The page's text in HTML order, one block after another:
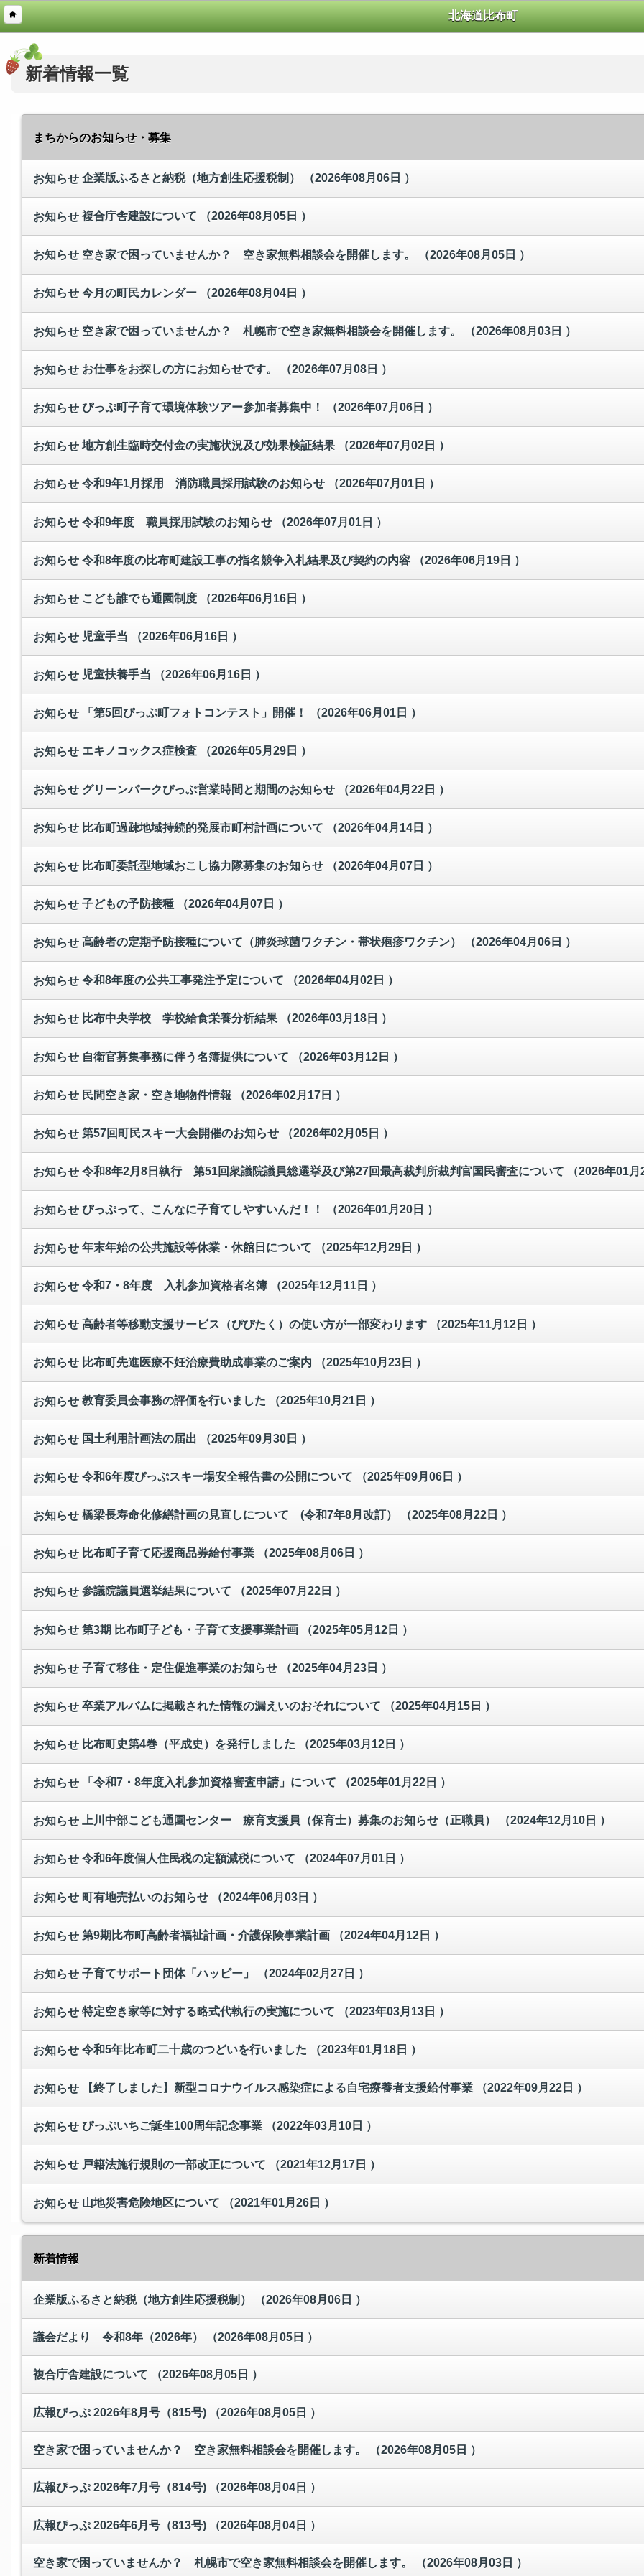
北海道比布町
新着情報一覧
まちからのお知らせ・募集
お知らせ 企業版ふるさと納税（地方創生応援税制） （2026年08月06日 ）
お知らせ 複合庁舎建設について （2026年08月05日 ）
お知らせ 空き家で困っていませんか？ 空き家無料相談会を開催します。 （2026年08月05日 ）
お知らせ 今月の町民カレンダー （2026年08月04日 ）
お知らせ 空き家で困っていませんか？ 札幌市で空き家無料相談会を開催します。 （2026年08月03日 ）
お知らせ お仕事をお探しの方にお知らせです。 （2026年07月08日 ）
お知らせ ぴっぷ町子育て環境体験ツアー参加者募集中！ （2026年07月06日 ）
お知らせ 地方創生臨時交付金の実施状況及び効果検証結果 （2026年07月02日 ）
お知らせ 令和9年1月採用 消防職員採用試験のお知らせ （2026年07月01日 ）
お知らせ 令和9年度 職員採用試験のお知らせ （2026年07月01日 ）
お知らせ 令和8年度の比布町建設工事の指名競争入札結果及び契約の内容 （2026年06月19日 ）
お知らせ こども誰でも通園制度 （2026年06月16日 ）
お知らせ 児童手当 （2026年06月16日 ）
お知らせ 児童扶養手当 （2026年06月16日 ）
お知らせ 「第5回ぴっぷ町フォトコンテスト」開催！ （2026年06月01日 ）
お知らせ エキノコックス症検査 （2026年05月29日 ）
お知らせ グリーンパークぴっぷ営業時間と期間のお知らせ （2026年04月22日 ）
お知らせ 比布町過疎地域持続的発展市町村計画について （2026年04月14日 ）
お知らせ 比布町委託型地域おこし協力隊募集のお知らせ （2026年04月07日 ）
お知らせ 子どもの予防接種 （2026年04月07日 ）
お知らせ 高齢者の定期予防接種について（肺炎球菌ワクチン・帯状疱疹ワクチン） （2026年04月06日 ）
お知らせ 令和8年度の公共工事発注予定について （2026年04月02日 ）
お知らせ 比布中央学校 学校給食栄養分析結果 （2026年03月18日 ）
お知らせ 自衛官募集事務に伴う名簿提供について （2026年03月12日 ）
お知らせ 民間空き家・空き地物件情報 （2026年02月17日 ）
お知らせ 第57回町民スキー大会開催のお知らせ （2026年02月05日 ）
お知らせ 令和8年2月8日執行 第51回衆議院議員総選挙及び第27回最高裁判所裁判官国民審査について （2026年01月
お知らせ ぴっぷって、こんなに子育てしやすいんだ！！ （2026年01月20日 ）
お知らせ 年末年始の公共施設等休業・休館日について （2025年12月29日 ）
お知らせ 令和7・8年度 入札参加資格者名簿 （2025年12月11日 ）
お知らせ 高齢者等移動支援サービス（ぴぴたく）の使い方が一部変わります （2025年11月12日 ）
お知らせ 比布町先進医療不妊治療費助成事業のご案内 （2025年10月23日 ）
お知らせ 教育委員会事務の評価を行いました （2025年10月21日 ）
お知らせ 国土利用計画法の届出 （2025年09月30日 ）
お知らせ 令和6年度ぴっぷスキー場安全報告書の公開について （2025年09月06日 ）
お知らせ 橋梁長寿命化修繕計画の見直しについて (令和7年8月改訂） （2025年08月22日 ）
お知らせ 比布町子育て応援商品券給付事業 （2025年08月06日 ）
お知らせ 参議院議員選挙結果について （2025年07月22日 ）
お知らせ 第3期 比布町子ども・子育て支援事業計画 （2025年05月12日 ）
お知らせ 子育て移住・定住促進事業のお知らせ （2025年04月23日 ）
お知らせ 卒業アルバムに掲載された情報の漏えいのおそれについて （2025年04月15日 ）
お知らせ 比布町史第4巻（平成史）を発行しました （2025年03月12日 ）
お知らせ 「令和7・8年度入札参加資格審査申請」について （2025年01月22日 ）
お知らせ 上川中部こども通園センター 療育支援員（保育士）募集のお知らせ（正職員） （2024年12月10日 ）
お知らせ 令和6年度個人住民税の定額減税について （2024年07月01日 ）
お知らせ 町有地売払いのお知らせ （2024年06月03日 ）
お知らせ 第9期比布町高齢者福祉計画・介護保険事業計画 （2024年04月12日 ）
お知らせ 子育てサポート団体「ハッピー」 （2024年02月27日 ）
お知らせ 特定空き家等に対する略式代執行の実施について （2023年03月13日 ）
お知らせ 令和5年比布町二十歳のつどいを行いました （2023年01月18日 ）
お知らせ 【終了しました】新型コロナウイルス感染症による自宅療養者支援給付事業 （2022年09月22日 ）
お知らせ ぴっぷいちご誕生100周年記念事業 （2022年03月10日 ）
お知らせ 戸籍法施行規則の一部改正について （2021年12月17日 ）
お知らせ 山地災害危険地区について （2021年01月26日 ）
新着情報
企業版ふるさと納税（地方創生応援税制） （2026年08月06日 ）
議会だより 令和8年（2026年） （2026年08月05日 ）
複合庁舎建設について （2026年08月05日 ）
広報ぴっぷ 2026年8月号（815号) （2026年08月05日 ）
空き家で困っていませんか？ 空き家無料相談会を開催します。 （2026年08月05日 ）
広報ぴっぷ 2026年7月号（814号) （2026年08月04日 ）
広報ぴっぷ 2026年6月号（813号) （2026年08月04日 ）
空き家で困っていませんか？ 札幌市で空き家無料相談会を開催します。 （2026年08月03日 ）